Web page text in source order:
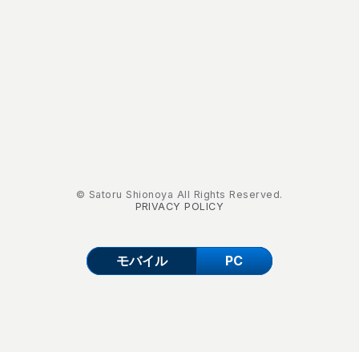
© Satoru Shionoya All Rights Reserved.
PRIVACY POLICY
モバイル PC